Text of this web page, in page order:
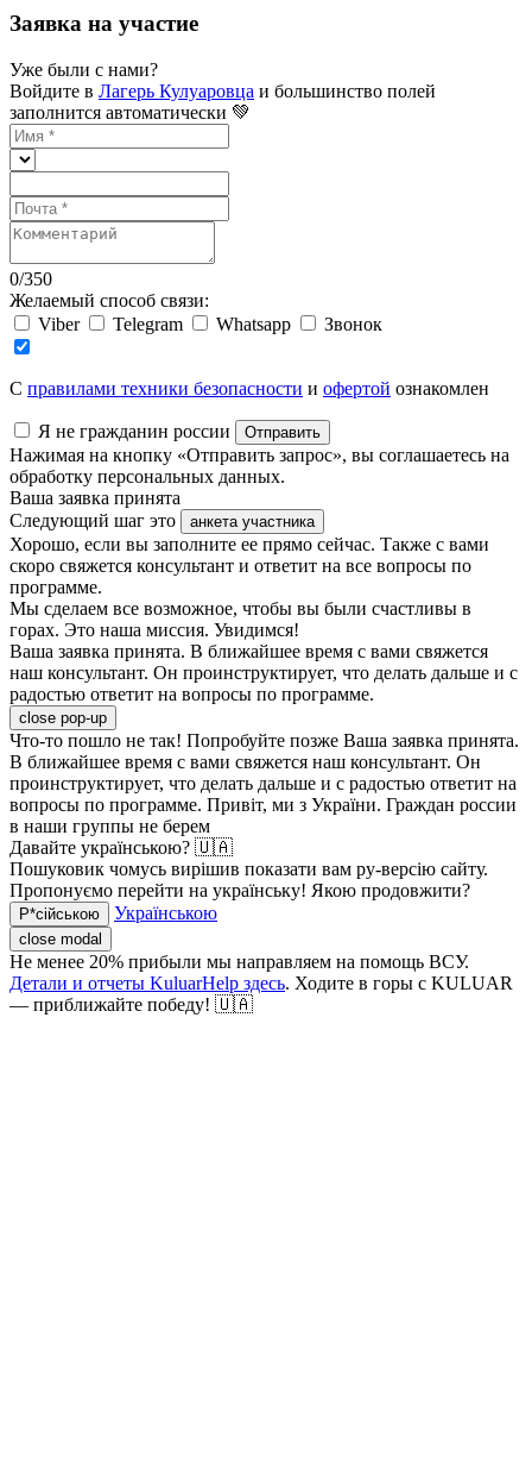
Заявка на участие
Уже были с нами?
Войдите в Лагерь Кулуаровца и большинство полей
заполнится автоматически 💚
0/350
Желаемый способ связи:
Viber
Telegram Whatsapp Звонок
C правилами техники безопасности и офертой ознакомлен
Я не гражданин россии Отправить
Нажимая на кнопку «Отправить запрос», вы соглашаетесь на
обработку персональных данных.
Ваша заявка принята
Следующий шаг это
анкета участника
Хорошо, если вы заполните ее прямо сейчас. Также с вами
скоро свяжется консультант и ответит на все вопросы по
программе.
Мы сделаем все возможное, чтобы вы были счастливы в
горах. Это наша миссия. Увидимся!
Ваша заявка принята. В ближайшее время с вами свяжется
наш консультант. Он проинструктирует, что делать дальше и с
радостью ответит на вопросы по программе.
close pop-up
Что-то пошло не так! Попробуйте позже Ваша заявка принята.
В ближайшее время с вами свяжется наш консультант. Он
проинструктирует, что делать дальше и с радостью ответит на
вопросы по программе. Привіт, ми з України. Граждан россии
в наши группы не берем
Давайте українською? 🇺🇦
Пошуковик чомусь вирішив показати вам ру-версію сайту.
Пропонуємо перейти на українську! Якою продовжити?
Р*сійською Українською
close modal
Не менее 20% прибыли мы направляем на помощь ВСУ.
Детали и отчеты KuluarHelp здесь. Ходите в горы с KULUAR
— приближайте победу! 🇺🇦